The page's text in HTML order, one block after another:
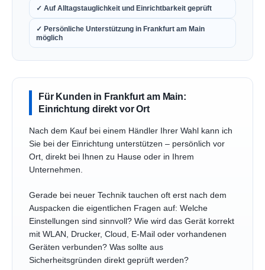
✓ Auf Alltagstauglichkeit und Einrichtbarkeit geprüft
✓ Persönliche Unterstützung in Frankfurt am Main
möglich
Für Kunden in Frankfurt am Main:
Einrichtung direkt vor Ort
Nach dem Kauf bei einem Händler Ihrer Wahl kann ich
Sie bei der Einrichtung unterstützen – persönlich vor
Ort, direkt bei Ihnen zu Hause oder in Ihrem
Unternehmen.
Gerade bei neuer Technik tauchen oft erst nach dem
Auspacken die eigentlichen Fragen auf: Welche
Einstellungen sind sinnvoll? Wie wird das Gerät korrekt
mit WLAN, Drucker, Cloud, E-Mail oder vorhandenen
Geräten verbunden? Was sollte aus
Sicherheitsgründen direkt geprüft werden?